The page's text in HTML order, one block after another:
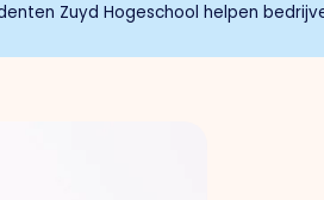
Zuyd Hogeschool helpen